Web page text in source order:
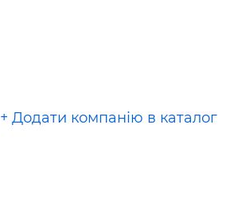
+ Додати компанію в каталог